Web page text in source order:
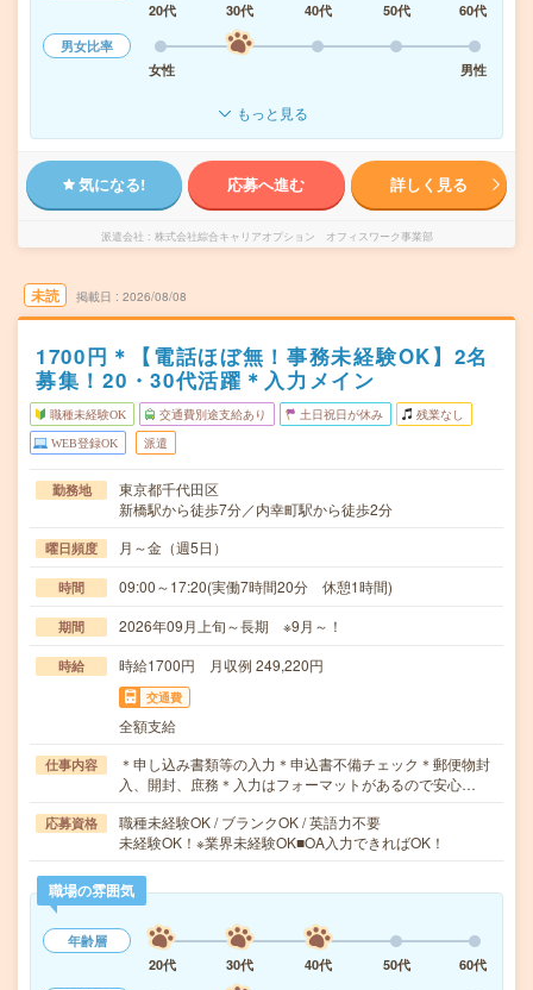
20代
30代 40代 50代
60代
男女比率
女性
男性
もっと見る
気になる! 応募へ進む 詳しく見る
派遣会社 株式会社綜合キャリアオプション オフィスワーク事業部
未読 掲載日 2026/08/08
1700円＊【電話ほぼ無！事務未経験OK】2名
募集！20・30代活躍＊入力メイン
職種未経験OK 交通費別途支給あり 土日祝日が休み 残業なし
WEB登録OK 派遣
勤務地
東京都千代田区
新橋駅から徒歩7分／内幸町駅から徒歩2分
曜日頻度 月～金（週5日）
時間 09:00～17:20(実働7時間20分 休憩1時間)
期間 2026年09月上旬～長期 ※9月～！
時給 時給1700円 月収例 249,220円
交通費
全額支給
仕事内容
＊申し込み書類等の入力＊申込書不備チェック＊郵便物封
入、開封、庶務＊入力はフォーマットがあるので安心…
応募資格
職種未経験OK / ブランクOK / 英語力不要
未経験OK！※業界未経験OK■OA入力できればOK！
職場の雰囲気
年齢層
20代
30代 40代 50代
60代